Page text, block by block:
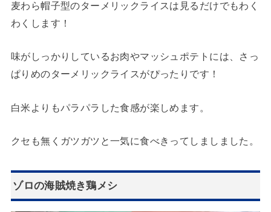
麦わら帽子型のターメリックライスは見るだけでもわく
わくします！
味がしっかりしているお肉やマッシュポテトには、さっ
ぱりめのターメリックライスがぴったりです！
白米よりもパラパラした食感が楽しめます。
クセも無くガツガツと一気に食べきってしましました。
ゾロの海賊焼き鶏メシ